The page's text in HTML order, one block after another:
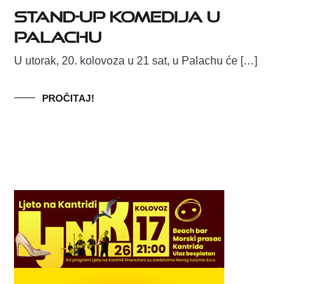
Stand-up komedija u
Palachu
U utorak, 20. kolovoza u 21 sat, u Palachu će […]
PROČITAJ!